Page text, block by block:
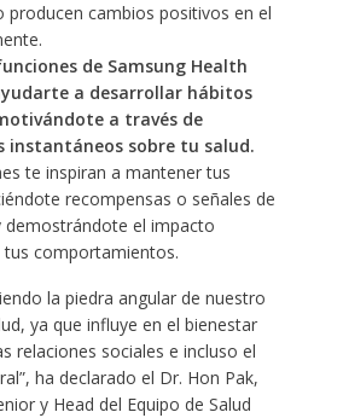
producen cambios positivos en el
de Samsung Health
a desarrollar hábitos
a través de
instantáneos sobre tu salud.
te inspiran a mantener tus
recompensas o señales de
demostrándote el impacto
comportamientos.
la piedra angular de nuestro
ya que influye en el bienestar
relaciones sociales e incluso el
ha declarado el Dr. Hon Pak,
y Head del Equipo de Salud